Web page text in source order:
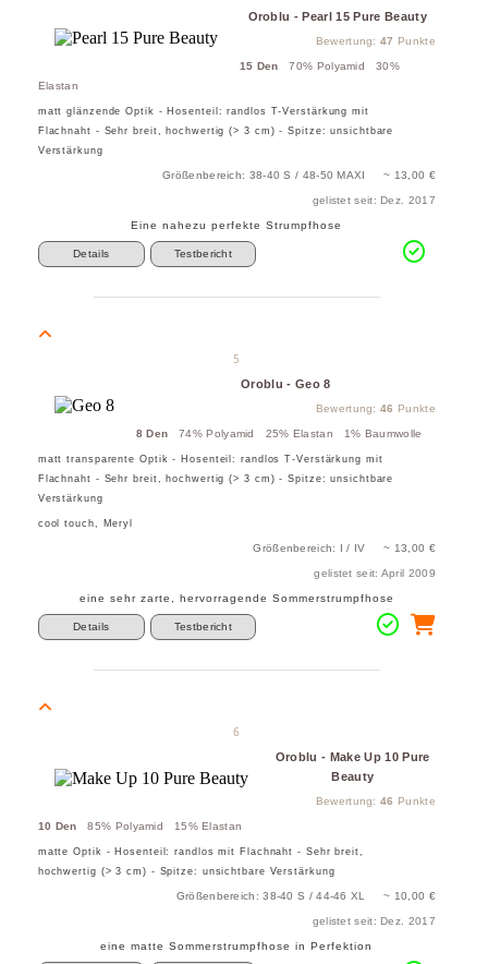
Oroblu - Pearl 15 Pure Beauty
Bewertung:47 Punkte
15 Den 70% Polyamid 30%
Elastan
matt glänzende Optik - Hosenteil: randlos T-Verstärkung mit
Flachnaht - Sehr breit, hochwertig (> 3 cm) - Spitze: unsichtbare
Verstärkung
Größenbereich: 38-40 S / 48-50 MAXI ~ 13,00 €
gelistet seit: Dez. 2017
Eine nahezu perfekte Strumpfhose
Details Testbericht
5
Oroblu - Geo 8
Bewertung:46 Punkte
8 Den 74% Polyamid 25% Elastan 1% Baumwolle
matt transparente Optik - Hosenteil: randlos T-Verstärkung mit
Flachnaht - Sehr breit, hochwertig (> 3 cm) - Spitze: unsichtbare
Verstärkung
cool touch, Meryl
Größenbereich: I / IV ~ 13,00 €
gelistet seit: April 2009
eine sehr zarte, hervorragende Sommerstrumpfhose
Details Testbericht
6
Oroblu - Make Up 10 Pure
Beauty
Bewertung:46 Punkte
10 Den 85% Polyamid 15% Elastan
matte Optik - Hosenteil: randlos mit Flachnaht - Sehr breit,
hochwertig (> 3 cm) - Spitze: unsichtbare Verstärkung
Größenbereich: 38-40 S / 44-46 XL ~ 10,00 €
gelistet seit: Dez. 2017
eine matte Sommerstrumpfhose in Perfektion